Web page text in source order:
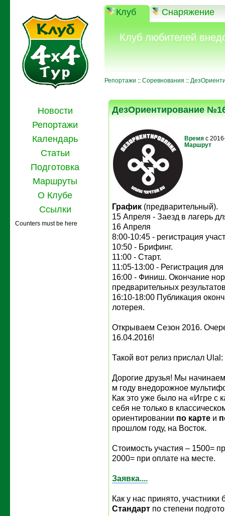
Клуб Снаряжение
Клуб любителей
Репортажи :: Соревнования ::
Новости
Репортажи
Календарь
Статьи
Подготовка
Маршруты
О Клубе
Ссылки
Counters must be here
ДезОриентирование
Время с
Маршрут
График(предварительный).
15 Апреля - Заезд в лагерь
16 Апреля
8:00-10:45 - регистрация
10:50 - Брифинг.
11:00 - Старт.
11:05-13:00 - Регистрация
16:00 - Финиш. Окончание
предварительных
16:10-18:00 Публикация
лотерея.
Открываем Сезон 2016.
16.04.2016!
Такой вот релиз прислал Ulal:
Дорогие друзья! Мы
м году внедорожное
Как это уже было на «Игре с
себя не только в
ориентировании по картеи
прошлом году, на Восток.
Стоимость участия – 1500=
2000= при оплате на месте.
Заявка....
Как у нас принято,
Стандартпо степени